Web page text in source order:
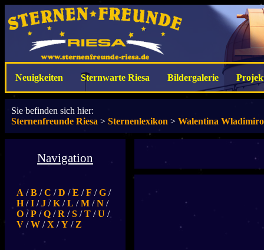
Neuigkeiten Sternwarte Riesa Bildergalerie
Sie befinden sich hier:
Sternenfreunde Riesa > Sternenlexikon > Walentina
Navigation
A /B /C /D /E /F /G /
H/I /J /K /L /M /N /
O /P /Q /R /S /T /U /
V /W /X /Y / Z